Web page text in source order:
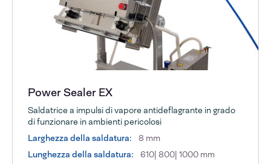
Power Sealer EX
Saldatrice a impulsi di vapore antideflagrante in grado
di funzionare in ambienti pericolosi
Larghezza della saldatura:
8 mm
Lunghezza della saldatura:
610| 800| 1000 mm